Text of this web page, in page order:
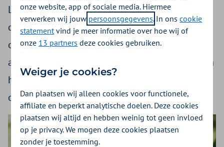
Leven in een betrokken gemeenschap staat in
onze visie centraal. Vandaaruit wordt voor
ouderen hulp of ondersteuning als een
aanvulling georganiseerd. Van hen maar ook van
hun naasten vraagt het dat zij zich voorbereiden
op later.
onze website, app of sociale media. Hiermee
verwerken wij jouw persoonsgegevens. In onscookie
statementvind je meer informatie over hoe wij of
onze 13 partners deze cookies gebruiken.
Weiger je cookies?
Dan plaatsen wij alleen cookies voor functionele,
affiliate en beperkt analytische doelen. Deze cookies
plaatsen wij altijd en hebben weinig tot geen invloed
op je privacy. We mogen deze cookies plaatsen
zonder je toestemming.